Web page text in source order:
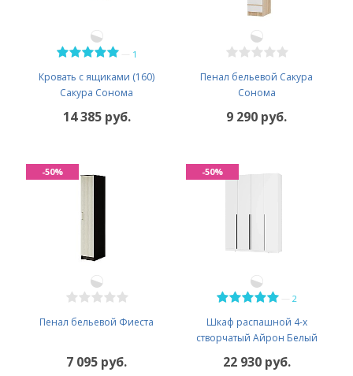
1
Кровать с ящиками (160)
Сакура Сонома
14 385 руб.
Пенал бельевой Сакура
Сонома
9 290 руб.
Пенал бельевой Фиеста
7 095 руб.
-50%
2
Шкаф распашной 4-х
створчатый Айрон Белый
22 930 руб.
-50%